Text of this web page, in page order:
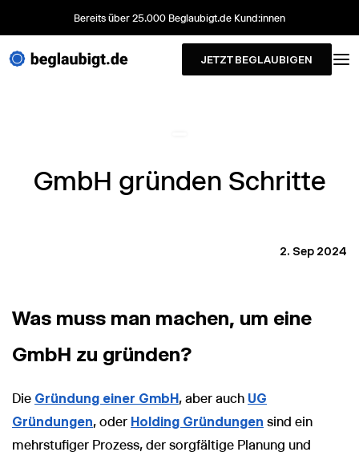
Bereits über 25.000 Beglaubigt.de Kund:innen
JETZT BEGLAUBIGEN
GmbH gründen Schritte
2. Sep 2024
Was muss man machen, um eine
GmbH zu gründen?
Die Gründung einer GmbH, aber auch UG
Gründungen, oder Holding Gründungen sind ein
mehrstufiger Prozess, der sorgfältige Planung und